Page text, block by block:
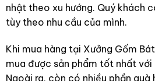
nhật theo xu hướng. Quý khách
tùy theo nhu cầu của mình.
Khi mua hàng tại Xưởng Gốm
mua được sản phẩm tốt nhất với
Ngoài ra, còn có nhiều phần